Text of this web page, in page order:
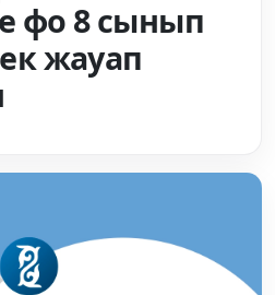
фо 8 сынып
жауап